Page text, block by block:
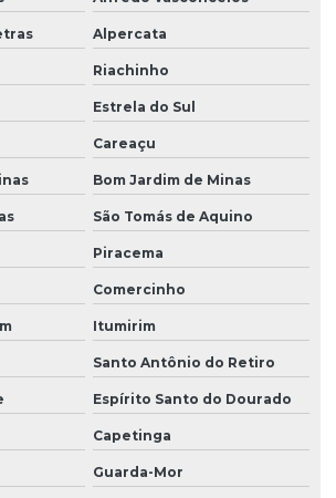
Alpercata
Riachinho
Estrela do Sul
Careaçu
Bom Jardim de Minas
São Tomás de Aquino
Piracema
Comercinho
Itumirim
Santo Antônio do Retiro
Espírito Santo do Dourado
Capetinga
Guarda-Mor